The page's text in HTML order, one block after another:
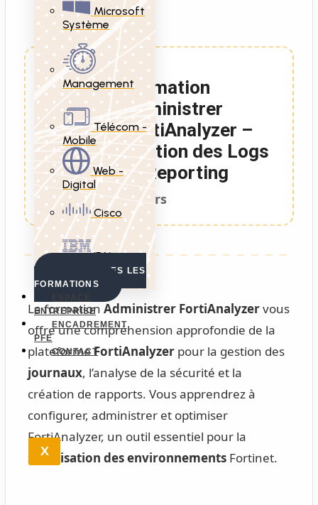
Microsoft
Système
Management
Télécom -
Mobile
Web -
Digital
Cisco
IBM
VOIR TOUTES LES
FORMATIONS
ENTREPRISE
ENCADREMENT
PFE
CONTACT
X
Formation
Administrer
FortiAnalyzer –
Gestion des Logs
et Reporting
1 Jours
La formation Administrer FortiAnalyzervous
offre une compréhension approfondie de la
plateformeFortiAnalyzerpour la gestion des
journaux, l’analyse de la sécurité et la
création de rapports. Vous apprendrez à
configurer, administrer et optimiser
FortiAnalyzer, un outil essentiel pour la
sécurisation des environnementsFortinet.